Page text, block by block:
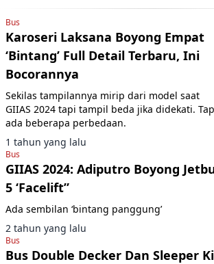
Bus
Karoseri Laksana Boyong Empat
‘Bintang’ Full Detail Terbaru, Ini
Bocorannya
Sekilas tampilannya mirip dari model saat
GIIAS 2024 tapi tampil beda jika didekati.
ada beberapa perbedaan.
1 tahun yang lalu
Bus
GIIAS 2024: Adiputro Boyong
5 ‘Facelift”
Ada sembilan ‘bintang panggung’
2 tahun yang lalu
Bus
Bus Double Decker Dan Sleeper